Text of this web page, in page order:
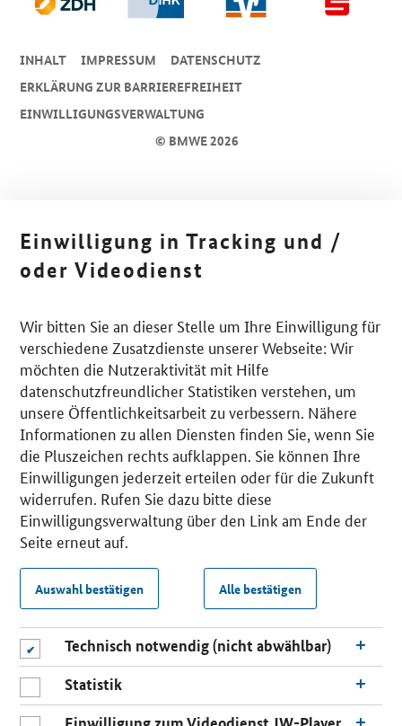
© BMWE 2026
INHALT IMPRESSUM
DA­TEN­SCHUTZ
ERKLÄRUNG ZUR BARRIEREFREIHEIT
EINWILLIGUNGSVERWALTUNG
Einwilligung in Tracking und /
oder Videodienst
Wir bitten Sie an dieser Stelle um Ihre Einwilligung für
verschiedene Zusatzdienste unserer Webseite: Wir
möchten die Nutzeraktivität mit Hilfe
datenschutzfreundlicher Statistiken verstehen, um
unsere Öffentlichkeitsarbeit zu verbessern. Nähere
Informationen zu allen Diensten finden Sie, wenn Sie
die Pluszeichen rechts aufklappen. Sie können Ihre
Einwilligungen jederzeit erteilen oder für die Zukunft
widerrufen. Rufen Sie dazu bitte diese
Einwilligungsverwaltung über den Link am Ende der
Seite erneut auf.
Auswahl bestätigen Alle bestätigen
Technisch notwendig (nicht abwählbar)
Statistik